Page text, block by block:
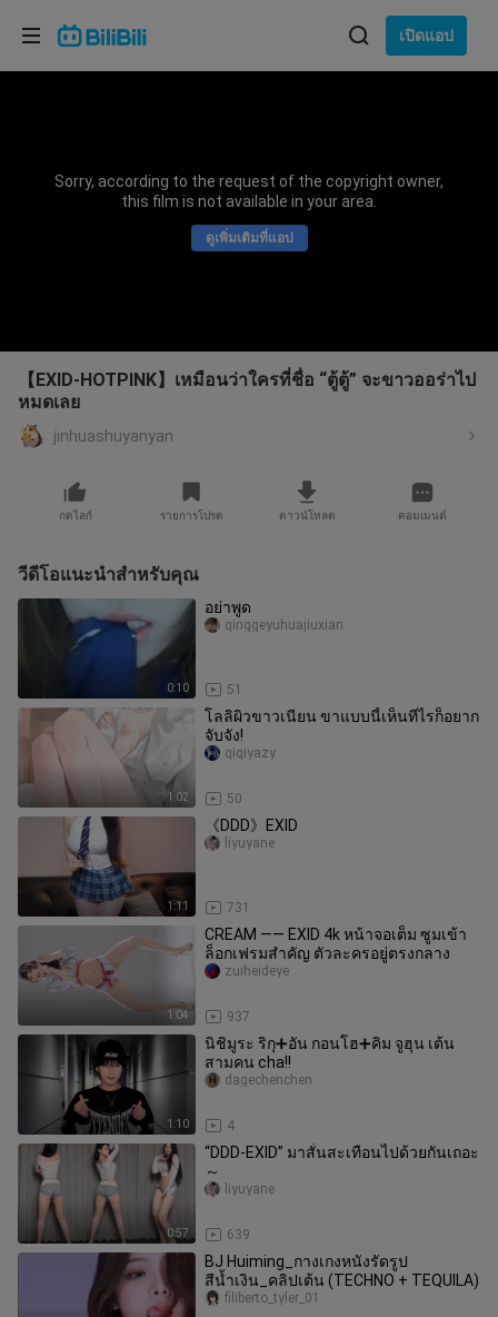
เปิดแอป
Sorry, according to the request of the copyright owner,
this film is not available in your area.
ดูเพิ่มเติมที่แอป
【EXID-HOTPINK】เหมือนว่าใครที่ชื่อ “ตู้ตู้” จะขาวออร่าไป
หมดเลย
jinhuashuyanyan
กดไลก์ รายการโปรด ดาวน์โหลด คอมเมนต์
วีดีโอแนะนำสำหรับคุณ
0:10
อย่าพูด
51
qinggeyuhuajiuxian
1:02
โลลิผิวขาวเนียน ขาแบบนี้เห็นทีไรก็อยาก
จับจัง!
50
qiqiyazy
1:11
《DDD》EXID
731
liyuyane
1:04
CREAM —— EXID 4k หน้าจอเต็ม ซูมเข้า
ล็อกเฟรมสำคัญ ตัวละครอยู่ตรงกลาง
937
zuiheideye
1:10
นิชิมูระ ริกุ➕อัน กอนโฮ➕คิม จูฮุน เต้น
สามคน cha!!
4
dagechenchen
0:57
“DDD-EXID” มาสั่นสะเทือนไปด้วยกันเถอะ
～
639
liyuyane
BJ Huiming_กางเกงหนังรัดรูป
สีน้ำเงิน_คลิปเต้น (TECHNO + TEQUILA)
filiberto_tyler_01
เลือกภาษา